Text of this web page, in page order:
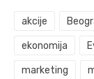
akcije
ekonomija
marketing